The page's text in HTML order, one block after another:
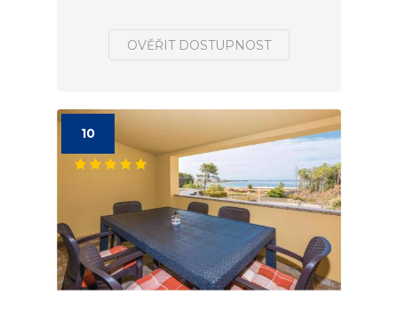
OVĚŘIT DOSTUPNOST
10